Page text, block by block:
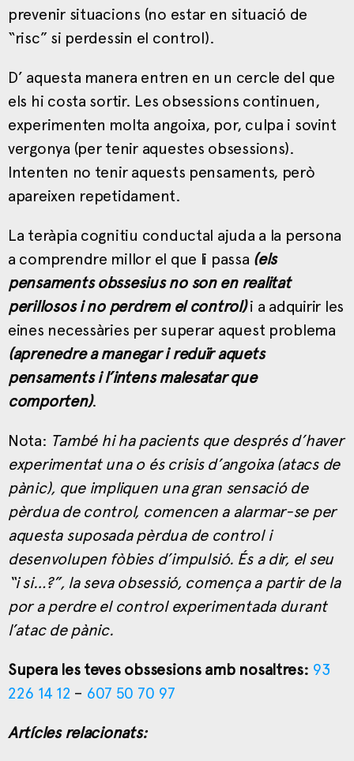
prevenir situacions (no estar en situació de
“risc” si perdessin el control).
D’ aquesta manera entren en un cercle del que
els hi costa sortir. Les obsessions continuen,
experimenten molta angoixa, por, culpa i sovint
vergonya (per tenir aquestes obsessions).
Intenten no tenir aquests pensaments, però
apareixen repetidament.
La teràpia cognitiu conductal ajuda a la persona
a comprendre millor el que li passa (els
pensaments obssesius no son en realitat
perillosos i no perdrem el control)i a adquirir les
eines necessàries per superar aquest problema
(aprenedre a manegar i reduïr aquets
pensaments i l’intens malesatar que
comporten).
Nota: També hi ha pacients que després d’haver
experimentat una o és crisis d’angoixa (atacs de
pànic), que impliquen una gran sensació de
pèrdua de control, comencen a alarmar-se per
aquesta suposada pèrdua de control i
desenvolupen fòbies d’impulsió. És a dir, el seu
“i si…?”, la seva obsessió, comença a partir de la
por a perdre el control experimentada durant
l’atac de pànic.
Supera les teves obssesions amb nosaltres: 93
226 14 12 – 607 50 70 97
Artícles relacionats: